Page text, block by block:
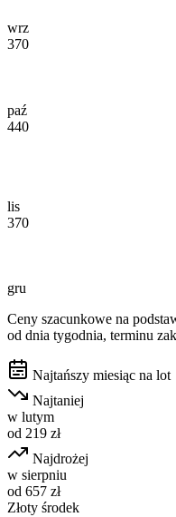
wrz
370
paź
440
lis
370
gru
Ceny szacunkowe na
od dnia tygodnia, terminu
Najtańszy miesiąc na lot
Najtaniej
w lutym
od 219 zł
Najdrożej
w sierpniu
od 657 zł
Złoty środek